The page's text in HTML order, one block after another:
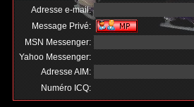
Adresse e-mail:
Message Privé:
MSN Messenger:
Yahoo Messenger:
Adresse AIM:
Numéro ICQ: